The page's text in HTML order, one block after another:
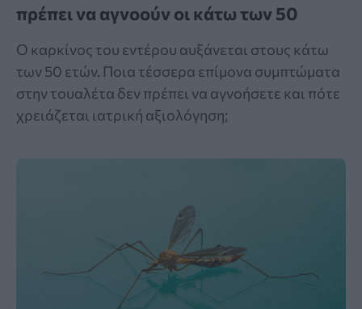
πρέπει να αγνοούν οι κάτω των 50
Ο καρκίνος του εντέρου αυξάνεται στους κάτω
των 50 ετών. Ποια τέσσερα επίμονα συμπτώματα
στην τουαλέτα δεν πρέπει να αγνοήσετε και πότε
χρειάζεται ιατρική αξιολόγηση;